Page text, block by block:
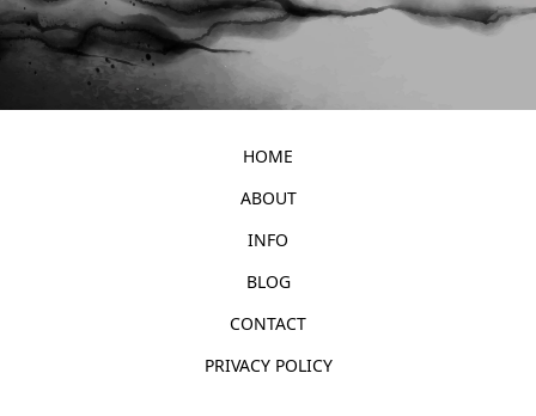
HOME
ABOUT
INFO
BLOG
CONTACT
PRIVACY POLICY